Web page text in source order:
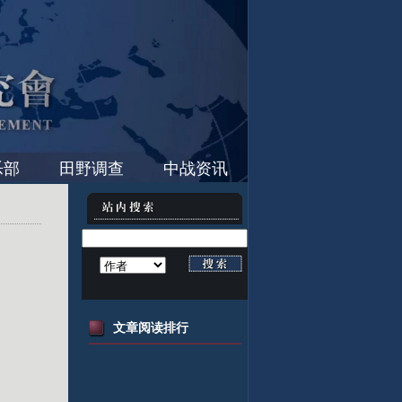
田野调查 中战资讯
文章阅读排行